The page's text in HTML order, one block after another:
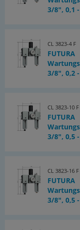
M 42x1,5
Ölvorrat:
80 cm³
Lieferumfang:
Wartungseinheit
ATEX:
Betriebsmittel ohne
Anlehnung an
3/8", 0,1
CL 3823-4 F
FUTURA
3/8", 0,2
CL 3823-10 F
FUTURA
3/8", 0,5
CL 3823-16 F
FUTURA
3/8", 0,5